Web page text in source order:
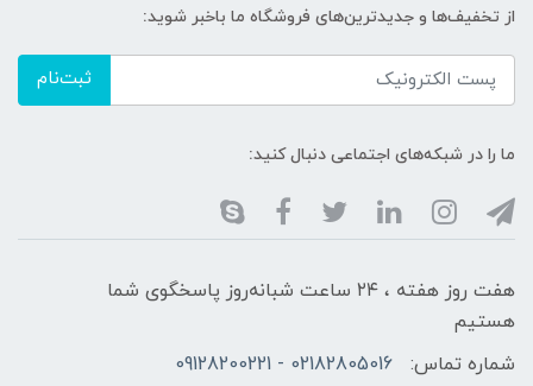
از تخفیف‌ها و جدیدترین‌های فروشگاه ما باخبر شوید:
ثبت‌نام
ما را در شبکه‌های اجتماعی دنبال کنید:
هفت روز هفته ، ۲۴ ساعت شبانه‌روز پاسخگوی شما
هستیم
شماره تماس:
02182805016 - 09128200221